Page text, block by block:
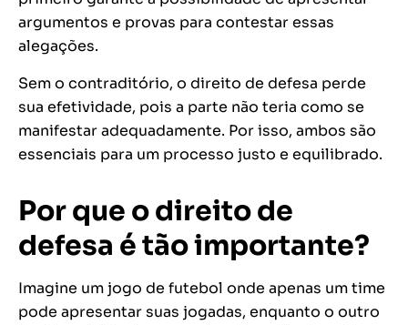
argumentos e provas para contestar essas
alegações.
Sem o contraditório, o direito de defesa perde
sua efetividade, pois a parte não teria como se
manifestar adequadamente. Por isso, ambos são
essenciais para um processo justo e equilibrado.
Por que o direito de
defesa é tão importante?
Imagine um jogo de futebol onde apenas um time
pode apresentar suas jogadas, enquanto o outro